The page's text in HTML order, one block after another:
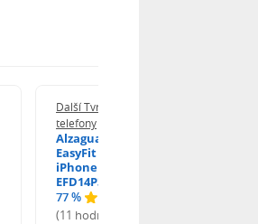
Další Tvrzená skla pro mobilní
telefony
Alzaguard 2.5D Glass
EasyFit DustFree pro
iPhone 16 Pro / 17 AGD-
EFD14P3
77 %
(11 hodnocení)